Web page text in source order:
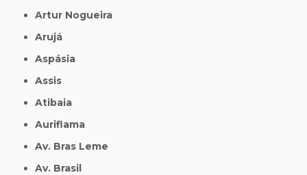
Artur Nogueira
Arujá
Aspásia
Assis
Atibaia
Auriflama
Av. Bras Leme
Av. Brasil